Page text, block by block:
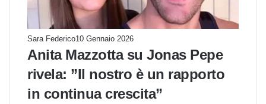
Sara Federico10 Gennaio 2026
Anita Mazzotta su Jonas Pepe
rivela: ”Il nostro è un rapporto
in continua crescita”